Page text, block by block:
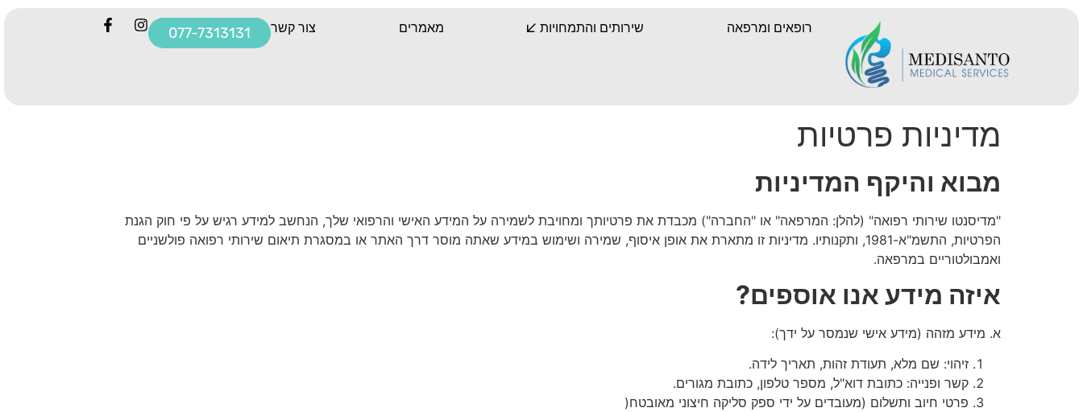
רופאים ומרפאה שירותים והתמחויות מאמרים צור קשר 077-7313131
מדיניות פרטיות
מבוא והיקף המדיניות
"מדיסנטו שירותי רפואה" (להלן: המרפאה" או "החברה") מכבדת את פרטיותך ומחויבת לשמירה על המידע האישי והרפואי שלך, הנחשב למידע רגיש על פי חוק הגנת
הפרטיות, התשמ"א-1981, ותקנותיו. מדיניות זו מתארת את אופן איסוף, שמירה ושימוש במידע שאתה מוסר דרך האתר או במסגרת תיאום שירותי רפואה פולשניים
ואמבולטוריים במרפאה.
איזה מידע אנו אוספים?
א. מידע מזהה (מידע אישי שנמסר על ידך):
זיהוי: שם מלא, תעודת זהות, תאריך לידה.
קשר ופנייה: כתובת דוא"ל, מספר טלפון, כתובת מגורים.
פרטי חיוב ותשלום (מעובדים על ידי ספק סליקה חיצוני מאובטח(